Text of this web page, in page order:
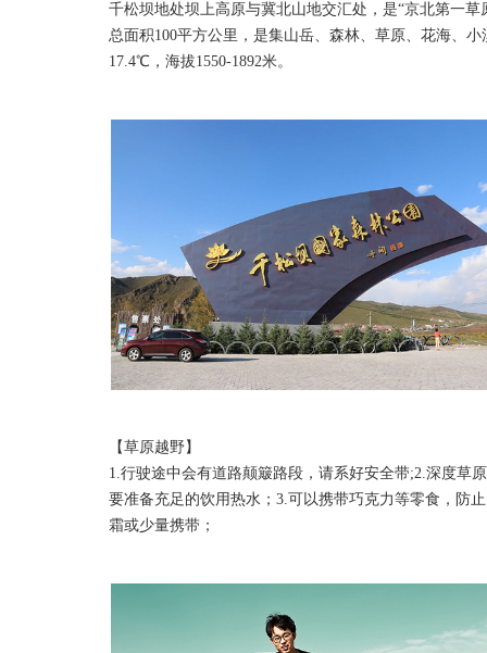
千松坝地处坝上高原与冀北山地交汇处，是“京北第一
总面积100平方公里，是集山岳、森林、草原、花海、
17.4℃，海拔1550-1892米。
【草原越野】
1.行驶途中会有道路颠簸路段，请系好安全带;2.深度草
要准备充足的饮用热水；3.可以携带巧克力等零食，防
霜或少量携带；